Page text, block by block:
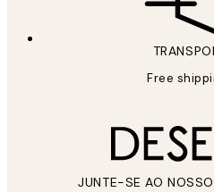
Free
JUNTE-SE AO